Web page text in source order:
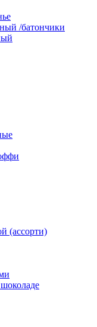
/батончики
(ассорти)